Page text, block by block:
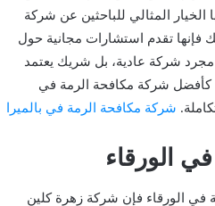
المثالي للباحثين عن شركة
فإنها تقدم استشارات مجانية حول
شركة عادية، بل شريك يعتمد
كأفضل شركة مكافحة الرمة في
شركة مكافحة الرمة في بالميرا
الورقاء
في الورقاء فإن شركة زهرة كلين